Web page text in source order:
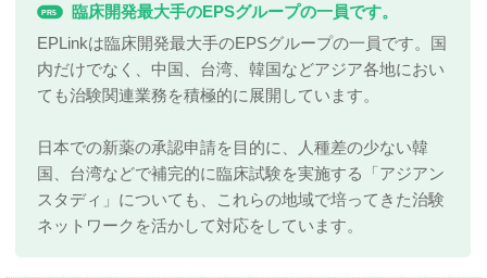
PR5
臨床開発最大手のEPSグループの一員です。
EPLinkは臨床開発最大手のEPSグループの一員です。国
内だけでなく、中国、台湾、韓国などアジア各地におい
ても治験関連業務を積極的に展開しています。
日本での新薬の承認申請を目的に、人種差の少ない韓
国、台湾などで補完的に臨床試験を実施する「アジアン
スタディ」についても、これらの地域で培ってきた治験
ネットワークを活かして対応をしています。